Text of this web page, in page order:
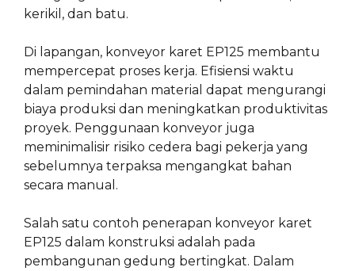
kerikil, dan batu.
Di lapangan, konveyor karet EP125 membantu
mempercepat proses kerja. Efisiensi waktu
dalam pemindahan material dapat mengurangi
biaya produksi dan meningkatkan produktivitas
proyek. Penggunaan konveyor juga
meminimalisir risiko cedera bagi pekerja yang
sebelumnya terpaksa mengangkat bahan
secara manual.
Salah satu contoh penerapan konveyor karet
EP125 dalam konstruksi adalah pada
pembangunan gedung bertingkat. Dalam